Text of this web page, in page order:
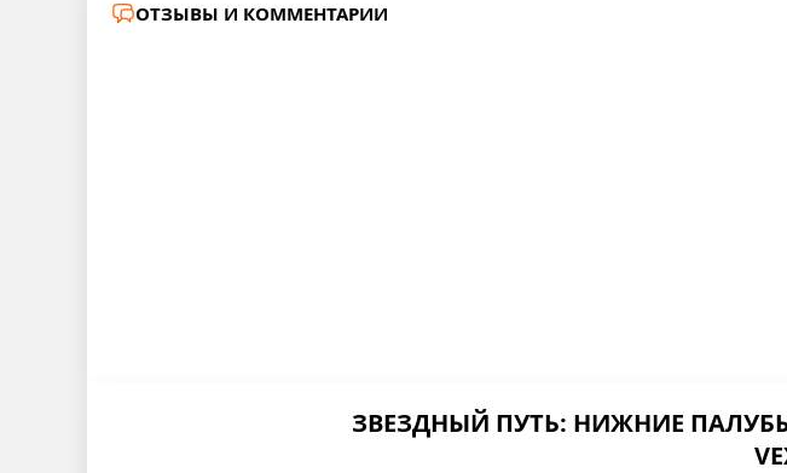
ОТЗЫВЫ И КОММЕНТАРИИ
ЗВЕЗДНЫЙ ПУТЬ: НИЖНИЕ ПАЛУБЫ -